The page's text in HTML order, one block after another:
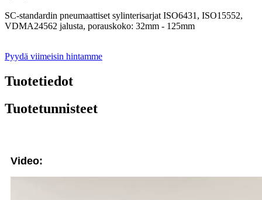
SC-standardin pneumaattiset sylinterisarjat ISO6431, ISO15552,
VDMA24562 jalusta, porauskoko: 32mm - 125mm
Pyydä viimeisin hintamme
Tuotetiedot
Tuotetunnisteet
Video: